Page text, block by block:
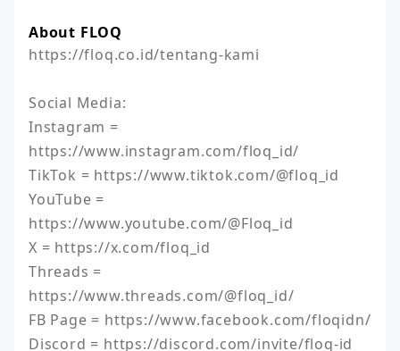
About FLOQ
https://floq.co.id/tentang-kami
Social Media:
Instagram =
https://www.instagram.com/floq_id/
TikTok = https://www.tiktok.com/@floq_id
YouTube =
https://www.youtube.com/@Floq_id
X = https://x.com/floq_id
Threads =
https://www.threads.com/@floq_id/
FB Page = https://www.facebook.com/floqidn/
Discord = https://discord.com/invite/floq-id